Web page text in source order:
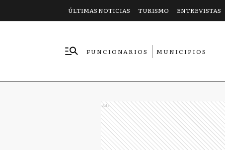
ÚLTIMAS NOTICIAS TURISMO ENTREVISTAS
FUNCIONARIOS
MUNICIPIOS
Ads